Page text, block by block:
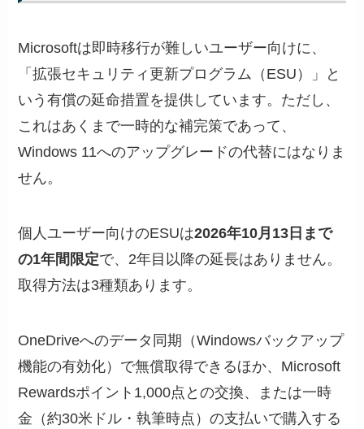
Microsoftは即時移行が難しいユーザー向けに、
「拡張セキュリティ更新プログラム（ESU）」と
いう有償の延命措置を提供しています。ただし、
これはあくまで一時的な補完策であって、
Windows 11へのアップグレードの代替にはなりま
せん。
個人ユーザー向けのESUは2026年10月13日まで
の1年間限定で、2年目以降の延長はありません。
取得方法は3種類あります。
OneDriveへのデータ同期（Windowsバックアップ
機能の有効化）で無償取得できるほか、Microsoft
Rewardsポイント1,000点との交換、または一時
金（約30米ドル・執筆時点）の支払いで購入する